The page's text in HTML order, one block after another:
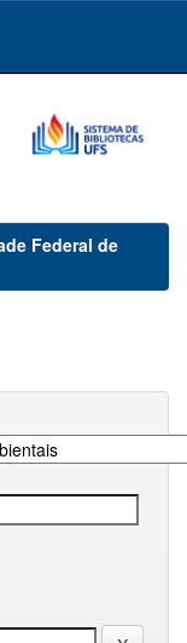
Federal de